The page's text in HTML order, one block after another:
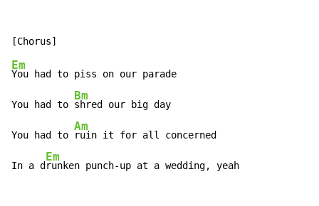
Em
You had to piss on our parade
You had to
Bm
shred our big day
You had to
Am
ruin it for all concerned
In a d
Em
runken punch-up at a wedding, yeah